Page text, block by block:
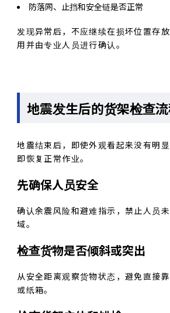
防落网、止挡和安全链是否正常
发现异常后，不应继续在损坏位置存
用并由专业人员进行确认。
地震发生后的货架检查
地震结束后，即使外观看起来没有明
即恢复正常作业。
先确保人员安全
确认余震风险和避难指示，禁止人员
域。
检查货物是否倾斜或突出
从安全距离观察货物状态，避免直接
或纸箱。